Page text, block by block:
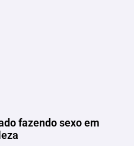
fazendo sexo em